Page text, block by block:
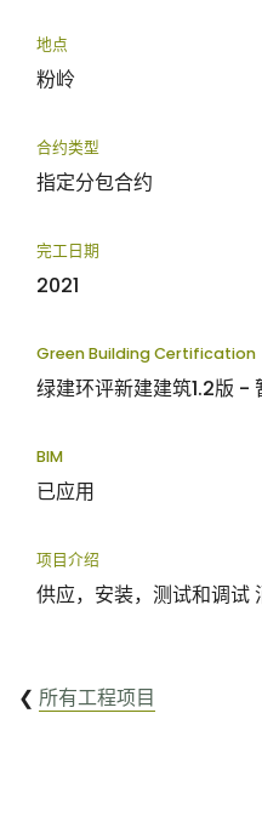
地点
粉岭
合约类型
指定分包合约
完工日期
2021
Green Building Certification
绿建环评新建建筑1.2版 -
BIM
已应用
项目介绍
供应，安装，测试和调试
❮ 所有工程项目